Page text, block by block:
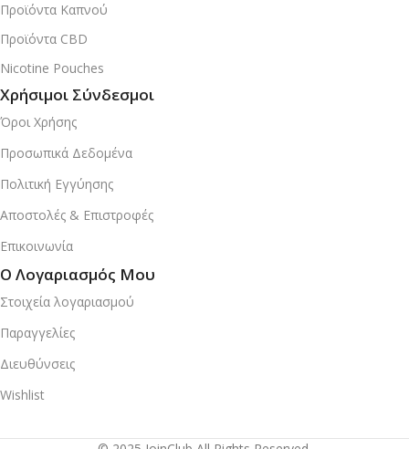
Προϊόντα Καπνού
Προϊόντα CBD
Nicotine Pouches
Χρήσιμοι Σύνδεσμοι
Όροι Χρήσης
Προσωπικά Δεδομένα
Πολιτική Εγγύησης
Αποστολές & Επιστροφές
Επικοινωνία
Ο Λογαριασμός Μου
Στοιχεία λογαριασμού
Παραγγελίες
Διευθύνσεις
Wishlist